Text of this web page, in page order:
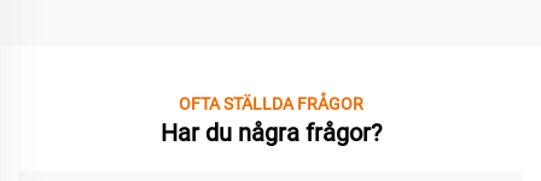
OFTA STÄLLDA FRÅGOR
Har du några frågor?